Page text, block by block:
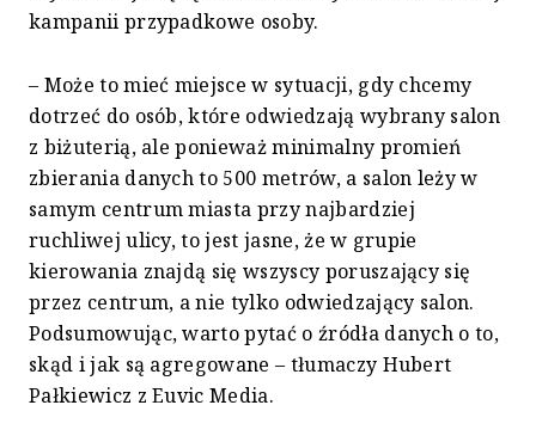
kampanii przypadkowe osoby.
– Może to mieć miejsce w sytuacji, gdy chcemy
dotrzeć do osób, które odwiedzają wybrany salon
z biżuterią, ale ponieważ minimalny promień
zbierania danych to 500 metrów, a salon leży w
samym centrum miasta przy najbardziej
ruchliwej ulicy, to jest jasne, że w grupie
kierowania znajdą się wszyscy poruszający się
przez centrum, a nie tylko odwiedzający salon.
Podsumowując, warto pytać o źródła danych o to,
skąd i jak są agregowane – tłumaczy Hubert
Pałkiewicz z Euvic Media.